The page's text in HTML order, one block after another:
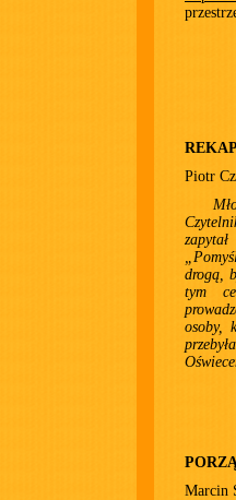
Piotr
drogą,
tym
osoby,
Marcin